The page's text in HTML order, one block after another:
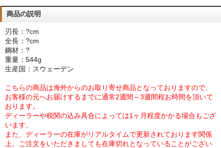
商品の説明
刃長：?cm
全長：?cm
鋼材：?
重量：544g
生産国：スウェーデン
こちらの商品は海外からのお取り寄せ商品となっておりますので、
お客様の元へお届けするまでに通常2週間～3週間程お時間を頂いて
おります。
ディーラーや税関の込み具合によっては1ヶ月程度かかる場合もござ
います。
また、ディーラーの在庫がリアルタイムで更新されております関係
上、ご注文をいただきましても在庫切れとなっていることがござい